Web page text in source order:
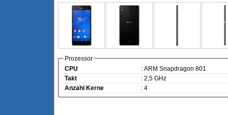
Prozessor
CPU
: ARM Snapdragon 801
Takt
: 2,5 GHz
Anzahl Kerne
: 4